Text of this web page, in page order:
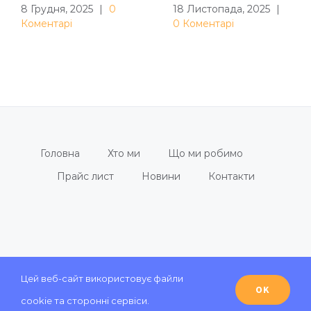
8 Грудня, 2025 |
0
Коментарі
18 Листопада, 2025
|
0 Коментарі
Головна Хто ми
Що ми робимо
Прайс лист
Новини Контакти
Цей веб-сайт використовує файли
cookie та сторонні сервіси.
OK